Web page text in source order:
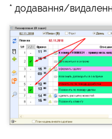
* додавання/